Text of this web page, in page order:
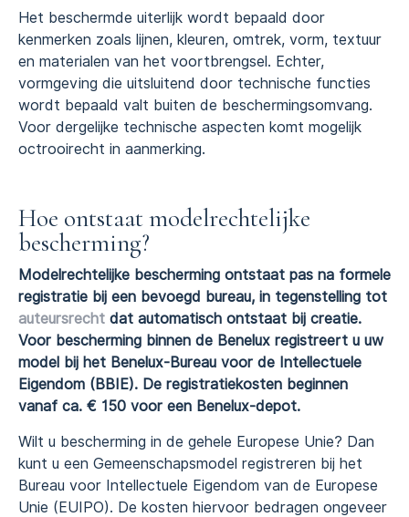
Het beschermde uiterlijk wordt bepaald door
kenmerken zoals lijnen, kleuren, omtrek, vorm, textuur
en materialen van het voortbrengsel. Echter,
vormgeving die uitsluitend door technische functies
wordt bepaald valt buiten de beschermingsomvang.
Voor dergelijke technische aspecten komt mogelijk
octrooirecht in aanmerking.
Hoe ontstaat modelrechtelijke
bescherming?
Modelrechtelijke bescherming ontstaat pas na formele
registratie bij een bevoegd bureau, in tegenstelling tot
auteursrecht dat automatisch ontstaat bij creatie.
Voor bescherming binnen de Benelux registreert u uw
model bij het Benelux-Bureau voor de Intellectuele
Eigendom (BBIE). De registratiekosten beginnen
vanaf ca. € 150 voor een Benelux-depot.
Wilt u bescherming in de gehele Europese Unie? Dan
kunt u een Gemeenschapsmodel registreren bij het
Bureau voor Intellectuele Eigendom van de Europese
Unie (EUIPO). De kosten hiervoor bedragen ongeveer